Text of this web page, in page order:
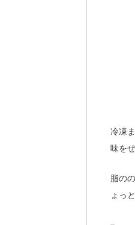
冷凍
味を
脂の
ょっ